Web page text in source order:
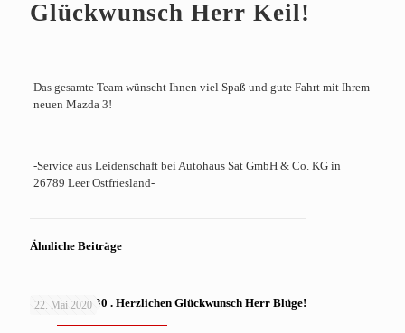
Glückwunsch Herr Keil!
Das gesamte Team wünscht Ihnen viel Spaß und gute Fahrt mit Ihrem
neuen Mazda 3!
-Service aus Leidenschaft bei Autohaus Sat GmbH & Co. KG in
26789 Leer Ostfriesland-
Ähnliche Beiträge
22. Mai 2020
MAZDA CX-30 . Herzlichen Glückwunsch Herr Blüge!